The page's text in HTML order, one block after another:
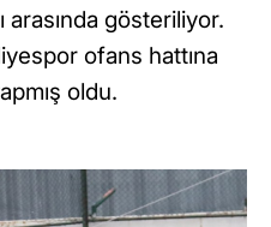
gösteriliyor.
ofans hattına
oldu.